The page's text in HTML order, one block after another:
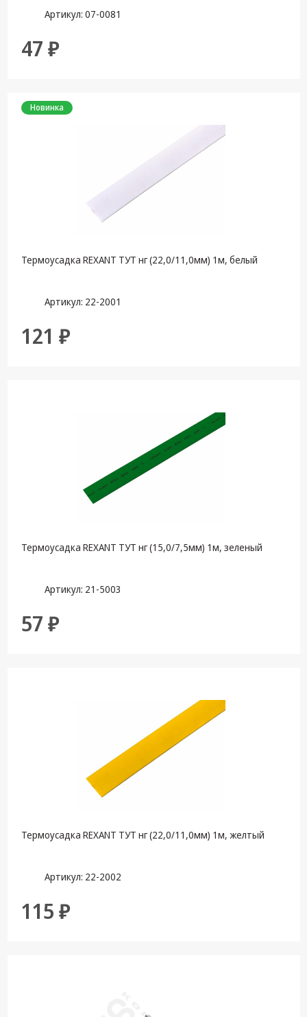
Артикул: 07-0081
47 ₽
Новинка
Термоусадка REXANT ТУТ нг (22,0/11,0мм) 1м, белый
Артикул: 22-2001
121 ₽
Термоусадка REXANT ТУТ нг (15,0/7,5мм) 1м, зеленый
Артикул: 21-5003
57 ₽
Термоусадка REXANT ТУТ нг (22,0/11,0мм) 1м, желтый
Артикул: 22-2002
115 ₽